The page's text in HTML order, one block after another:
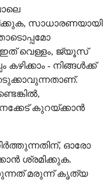
സാധാരണയായി
ഇത് വെള്ളം, ജ്യൂസ്
- നിങ്ങൾക്ക്
കുറയ്ക്കാൻ
ഓരോ
ശ്രമിക്കുക.
മരുന്ന് കൃത്യ